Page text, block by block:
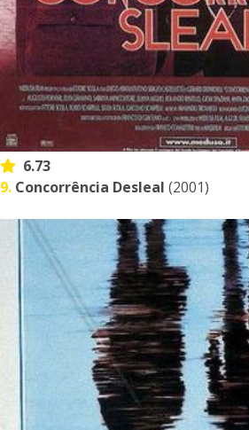
6.73
9. Concorrência Desleal (2001)